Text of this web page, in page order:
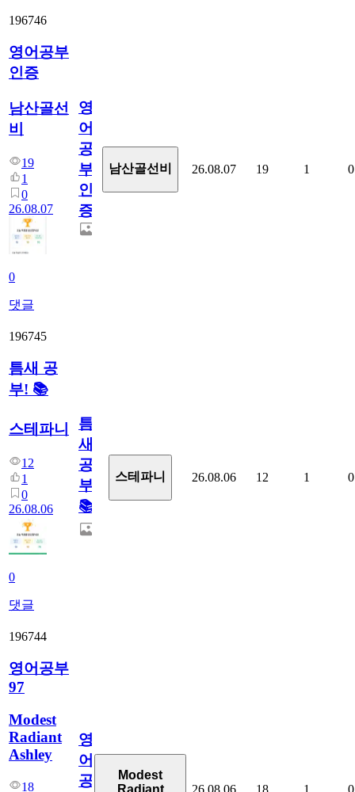
196746
영어공부
인증
남산골선
비
19
1
0
26.08.07
0
댓글
영
어
공
부
인
증
남산골선비 26.08.07 19 1 0
196745
틈새 공
부! 📚
스테파니
12
1
0
26.08.06
0
댓글
틈
새
공
부!
📚
스테파니 26.08.06 12 1 0
196744
영어공부
97
Modest
Radiant
Ashley
18
영
어
공
Modest
26.08.06 18 1 0